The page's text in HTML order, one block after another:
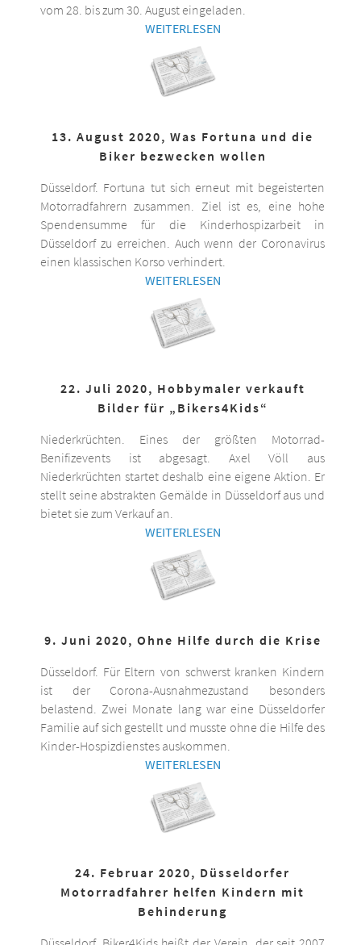
vom 28. bis zum 30. August eingeladen.
WEITERLESEN
13. August 2020, Was Fortuna und die
Biker bezwecken wollen
Düsseldorf. Fortuna tut sich erneut mit begeisterten
Motorradfahrern zusammen. Ziel ist es, eine hohe
Spendensumme für die Kinderhospizarbeit in
Düsseldorf zu erreichen. Auch wenn der Coronavirus
einen klassischen Korso verhindert.
WEITERLESEN
22. Juli 2020, Hobbymaler verkauft
Bilder für „Bikers4Kids“
Niederkrüchten. Eines der größten Motorrad-
Benifizevents ist abgesagt. Axel Völl aus
Niederkrüchten startet deshalb eine eigene Aktion. Er
stellt seine abstrakten Gemälde in Düsseldorf aus und
bietet sie zum Verkauf an.
WEITERLESEN
9. Juni 2020, Ohne Hilfe durch die Krise
Düsseldorf. Für Eltern von schwerst kranken Kindern
ist der Corona-Ausnahmezustand besonders
belastend. Zwei Monate lang war eine Düsseldorfer
Familie auf sich gestellt und musste ohne die Hilfe des
Kinder-Hospizdienstes auskommen.
WEITERLESEN
24. Februar 2020, Düsseldorfer
Motorradfahrer helfen Kindern mit
Behinderung